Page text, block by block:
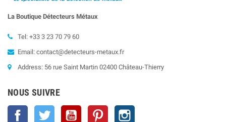
La Boutique Détecteurs Métaux
Tel: +33 3 23 70 79 60
Email: contact@detecteurs-metaux.fr
Address: 56 rue Saint Martin 02400 Château-Thierry
NOUS SUIVRE
Facebook Twitter YouTube Pinterest